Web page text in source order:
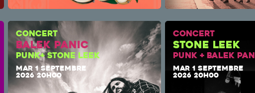
CONCERT
Balek Panic
PUNK+ STONE LEEK
MAR 1 SEPTEMBRE
2026 20H00
CONCERT
Stone Leek
PUNK + BALEK
MAR 1 SEPTEMBRE
2026 20H00